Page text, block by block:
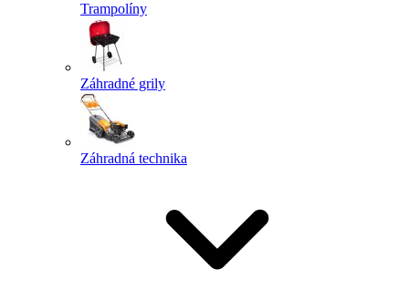
Trampolíny
Záhradné grily
Záhradná technika